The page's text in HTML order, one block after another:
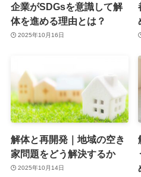
企業がSDGsを意識して解
体を進める理由とは？
2025年10月16日
解体と再開発｜地域の空き
家問題をどう解決するか
2025年10月14日